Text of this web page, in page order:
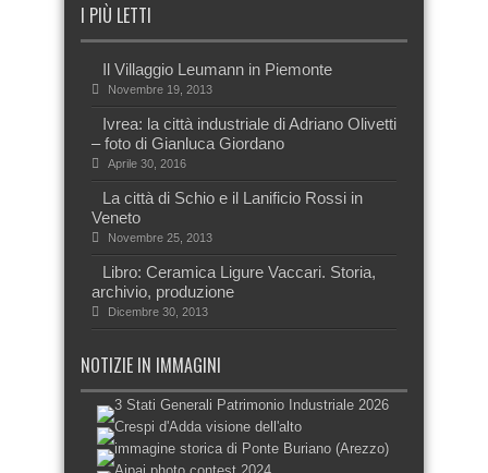
I PIÙ LETTI
Il Villaggio Leumann in Piemonte
Novembre 19, 2013
Ivrea: la città industriale di Adriano Olivetti
– foto di Gianluca Giordano
Aprile 30, 2016
La città di Schio e il Lanificio Rossi in
Veneto
Novembre 25, 2013
Libro: Ceramica Ligure Vaccari. Storia,
archivio, produzione
Dicembre 30, 2013
NOTIZIE IN IMMAGINI